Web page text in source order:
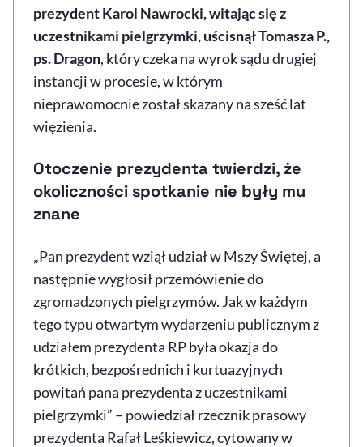
prezydent Karol Nawrocki, witając się z
uczestnikami pielgrzymki, uścisnął Tomasza P.,
ps. Dragon, który czeka na wyrok sądu drugiej
instancji w procesie, w którym
nieprawomocnie został skazany na sześć lat
więzienia.
Otoczenie prezydenta twierdzi, że
okoliczności spotkanie nie były mu
znane
„Pan prezydent wziął udział w Mszy Świętej, a
następnie wygłosił przemówienie do
zgromadzonych pielgrzymów. Jak w każdym
tego typu otwartym wydarzeniu publicznym z
udziałem prezydenta RP była okazja do
krótkich, bezpośrednich i kurtuazyjnych
powitań pana prezydenta z uczestnikami
pielgrzymki” – powiedział rzecznik prasowy
prezydenta Rafał Leśkiewicz, cytowany w